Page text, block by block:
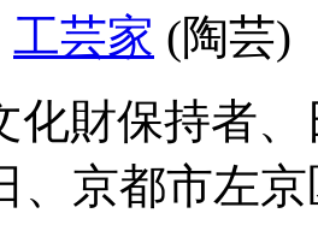
工芸家 (陶芸)
化財保持者
、京都市左